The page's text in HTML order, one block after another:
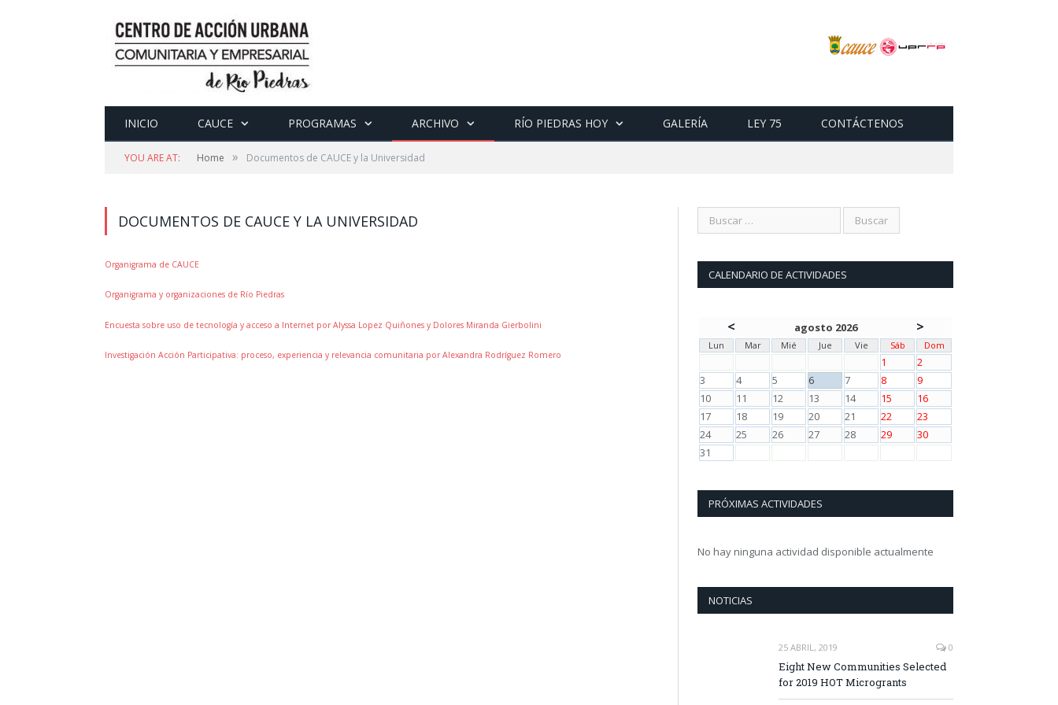
INICIO CAUCE PROGRAMAS ARCHIVO RÍO PIEDRAS HOY GALERÍA LEY 75 CONTÁCTENOS
YOU ARE AT: Home » Documentos de CAUCE y la Universidad
DOCUMENTOS DE CAUCE Y LA UNIVERSIDAD
Organigrama de CAUCE
Organigrama y organizaciones de Río Piedras
Encuesta sobre uso de tecnología y acceso a Internet por Alyssa Lopez Quiñones y Dolores Miranda Gierbolini
Investigación Acción Participativa: proceso, experiencia y relevancia comunitaria por Alexandra Rodríguez Romero
CALENDARIO DE ACTIVIDADES
< agosto 2026 >
Lun Mar Mié Jue Vie Sáb Dom
1
2
3
4 5 6 7 8
9
10
11 12 13 14 15
16
17
18 19 20 21 22
23
24
25 26 27 28 29
30
31
PRÓXIMAS ACTIVIDADES
No hay ninguna actividad disponible actualmente
NOTICIAS
25 ABRIL, 2019 0
Eight New Communities Selected
for 2019 HOT Microgrants